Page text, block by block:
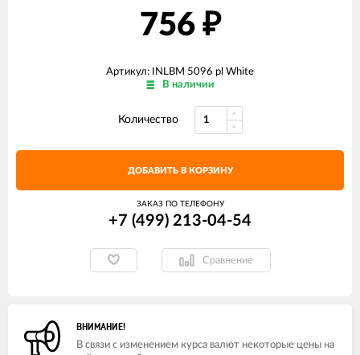
756 ₽
Артикул: INLBM 5096 pl White
В наличии
Количество
ДОБАВИТЬ В КОРЗИНУ
ЗАКАЗ ПО ТЕЛЕФОНУ
+7 (499) 213-04-54​
Сравнение
ВНИМАНИЕ!
В связи с изменением курса валют некоторые цены на